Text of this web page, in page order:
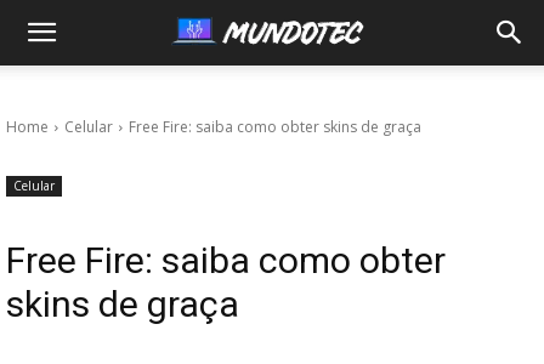
MundoTec
Home Celular Free Fire: saiba como obter skins de graça
Celular
Free Fire: saiba como obter
skins de graça